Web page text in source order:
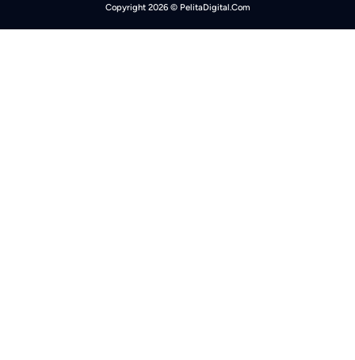
Copyright 2026 © PelitaDigital.Com